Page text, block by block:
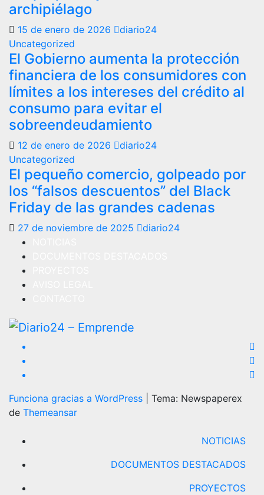
archipiélago
15 de enero de 2026
diario24
Uncategorized
El Gobierno aumenta la protección
financiera de los consumidores con
límites a los intereses del crédito al
consumo para evitar el
sobreendeudamiento
12 de enero de 2026
diario24
Uncategorized
El pequeño comercio, golpeado por
los “falsos descuentos” del Black
Friday de las grandes cadenas
27 de noviembre de 2025
diario24
Funciona gracias a WordPress
Tema: Newspaperex
de Themeansar
NOTICIAS
DOCUMENTOS DESTACADOS
PROYECTOS